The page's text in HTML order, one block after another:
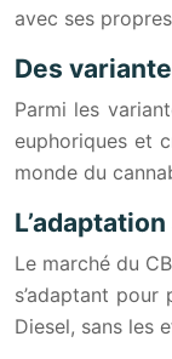
avec ses
Des
Parmi les
euphoriques et
monde du
Le marché du
s’adaptant
Diesel, sans les